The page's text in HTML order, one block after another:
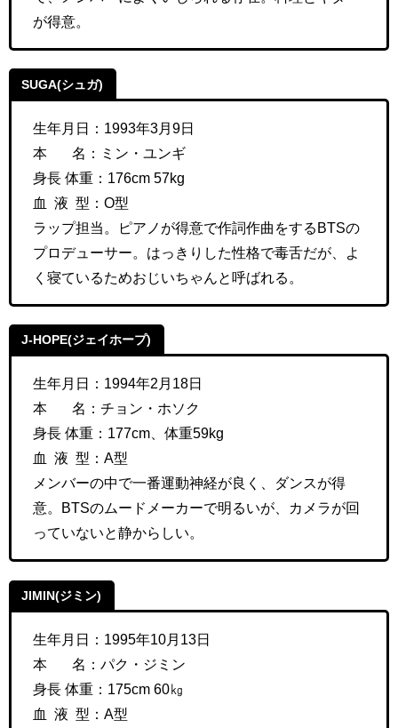
が得意。
SUGA(シュガ)
生年月日：1993年3月9日
本 名：
ミン・ユンギ
身長 体重： 176cm 57kg
血 液 型：O型
ラップ担当。ピアノが得意で作詞作曲をするBTSの
プロデューサー。はっきりした性格で毒舌だが、よ
く寝ているためおじいちゃんと呼ばれる。
J-HOPE(ジェイホープ)
生年月日：1994年2月18日
本 名： チョン・ホソク
身長 体重： 177cm、体重59kg
血 液 型：A型
メンバーの中で一番運動神経が良く、ダンスが得
意。BTSのムードメーカーで明るいが、カメラが回
っていないと静からしい。
JIMIN(ジミン)
生年月日：1995年10月13日
本 名： パク・ジミン
身長 体重： 175cm 60㎏
血 液 型：A型